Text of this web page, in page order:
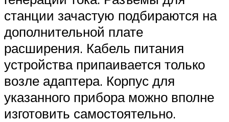
станции зачастую подбираются на
дополнительной плате
расширения. Кабель питания
устройства припаивается только
возле адаптера. Корпус для
указанного прибора можно вполне
изготовить самостоятельно.